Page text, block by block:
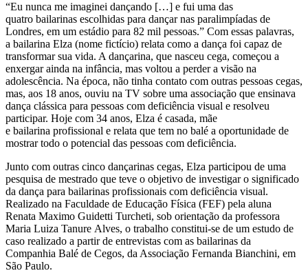
“Eu nunca me imaginei dançando […] e fui uma das
quatro bailarinas escolhidas para dançar nas paralimpíadas de
Londres, em um estádio para 82 mil pessoas.” Com essas palavras,
a bailarina Elza (nome fictício) relata como a dança foi capaz de
transformar sua vida. A dançarina, que nasceu cega, começou a
enxergar ainda na infância, mas voltou a perder a visão na
adolescência. Na época, não tinha contato com outras pessoas cegas,
mas, aos 18 anos, ouviu na TV sobre uma associação que ensinava
dança clássica para pessoas com deficiência visual e resolveu
participar. Hoje com 34 anos, Elza é casada, mãe
e bailarina profissional e relata que tem no balé a oportunidade de
mostrar todo o potencial das pessoas com deficiência.
Junto com outras cinco dançarinas cegas, Elza participou de uma
pesquisa de mestrado que teve o objetivo de investigar o significado
da dança para bailarinas profissionais com deficiência visual.
Realizado na Faculdade de Educação Física (FEF) pela aluna
Renata Maximo Guidetti Turcheti, sob orientação da professora
Maria Luiza Tanure Alves, o trabalho constitui-se de um estudo de
caso realizado a partir de entrevistas com as bailarinas da
Companhia Balé de Cegos, da Associação Fernanda Bianchini, em
São Paulo.